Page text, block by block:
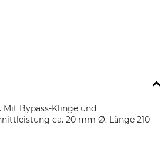
Mit Bypass-Klinge und
ca. 20 mm Ø. Länge 210